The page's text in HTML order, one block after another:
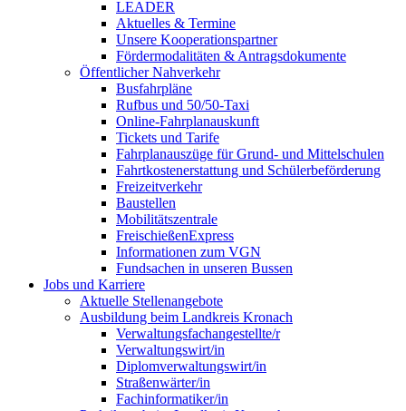
LEADER
Aktuelles & Termine
Unsere Kooperationspartner
Fördermodalitäten & Antragsdokumente
Öffentlicher Nahverkehr
Busfahrpläne
Rufbus und 50/50-Taxi
Online-Fahrplanauskunft
Tickets und Tarife
Fahrplanauszüge für Grund- und Mittelschulen
Fahrtkostenerstattung und Schülerbeförderung
Freizeitverkehr
Baustellen
Mobilitätszentrale
FreischießenExpress
Informationen zum VGN
Fundsachen in unseren Bussen
Jobs und Karriere
Aktuelle Stellenangebote
Ausbildung beim Landkreis Kronach
Verwaltungsfachangestellte/r
Verwaltungswirt/in
Diplomverwaltungswirt/in
Straßenwärter/in
Fachinformatiker/in